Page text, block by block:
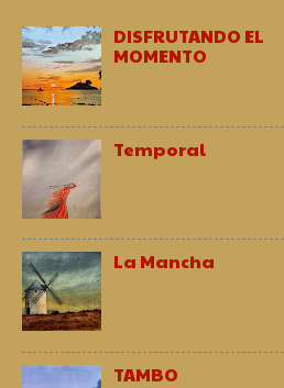
DISFRUTANDO EL
MOMENTO
Temporal
La Mancha
TAMBO